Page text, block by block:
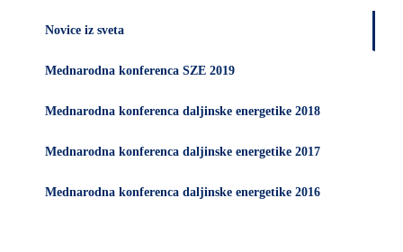
Novice iz sveta
Mednarodna konferenca SZE 2019
Mednarodna konferenca daljinske energetike 2018
Mednarodna konferenca daljinske energetike 2017
Mednarodna konferenca daljinske energetike 2016